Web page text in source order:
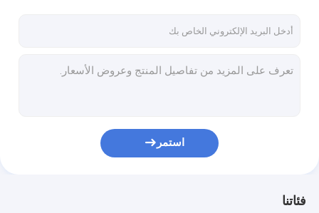
استمر
فئاتنا